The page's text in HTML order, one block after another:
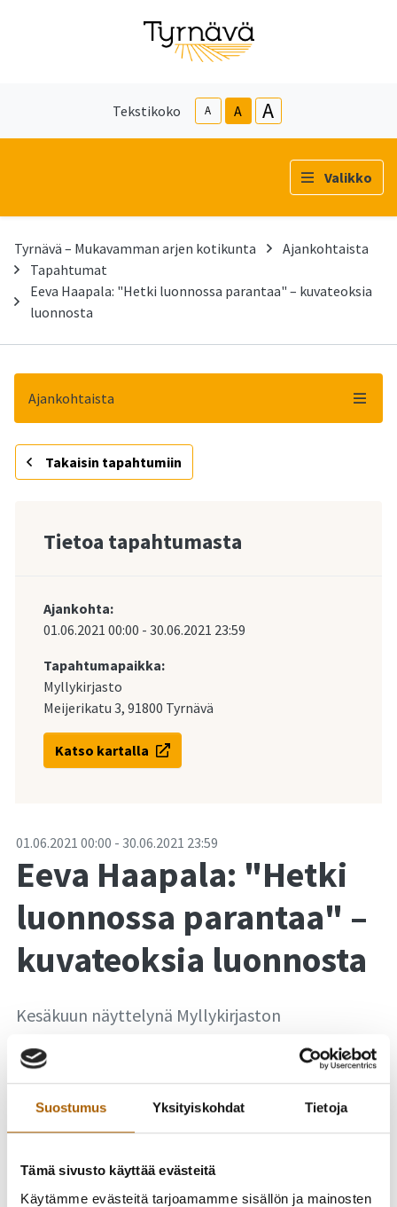
Suostumus Yksityiskohdat Tietoja
Tämä sivusto käyttää evästeitä
Käytämme evästeitä tarjoamamme sisällön ja mainosten
Tekstikoko A A A
Valikko
Tyrnävä – Mukavamman arjen kotikunta
Ajankohtaista
Tapahtumat
Eeva Haapala: "Hetki luonnossa parantaa" – kuvateoksia
luonnosta
Ajankohtaista
Takaisin tapahtumiin
Tietoa tapahtumasta
Ajankohta:
01.06.2021 00:00 - 30.06.2021 23:59
Tapahtumapaikka:
Myllykirjasto
Meijerikatu 3, 91800 Tyrnävä
Katso kartalla
-01.06.2021 00:00 - 30.06.2021 23:59
Eeva Haapala: "Hetki
luonnossa parantaa" –
kuvateoksia luonnosta
Kesäkuun näyttelynä Myllykirjaston
luonnossa parantaa" – kuvateoksia luonnosta.
pääsee tutustumaan kirjaston aukioloaikoina eli